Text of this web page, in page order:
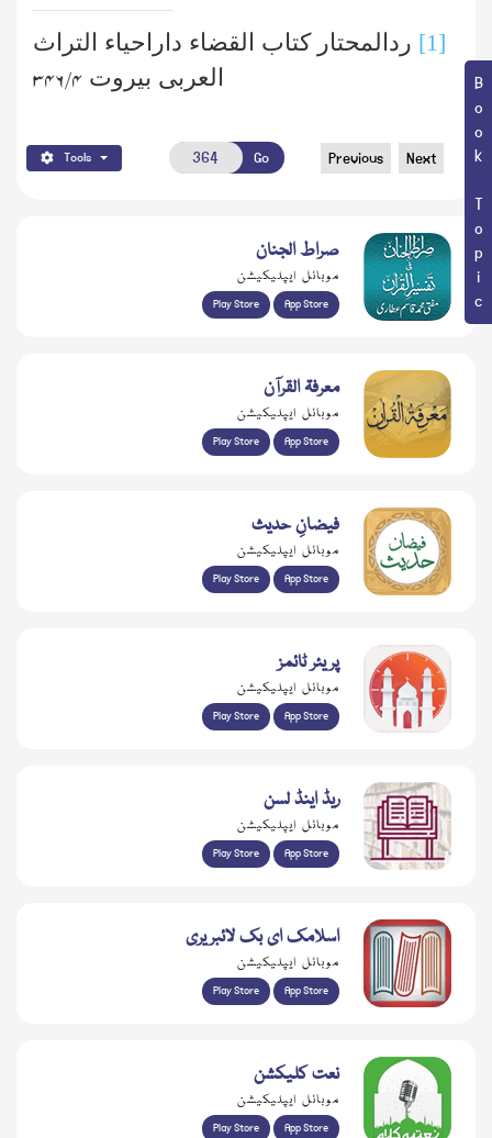
Book Topic
[1] ردالمحتار کتاب القضاء داراحیاء التراث
العربی بیروت ۴/ ۳۴۶
Tools Go Previous Next
صراط الجنان
موبائل ایپلیکیشن
Play Store App Store
معرفۃ القرآن
موبائل ایپلیکیشن
Play Store App Store
فیضانِ حدیث
موبائل ایپلیکیشن
Play Store App Store
پریئر ٹائمز
موبائل ایپلیکیشن
Play Store App Store
ریڈ اینڈ لسن
موبائل ایپلیکیشن
Play Store App Store
اسلامک ای بک لائبریری
موبائل ایپلیکیشن
Play Store App Store
نعت کلیکشن
موبائل ایپلیکیشن
Play Store App Store